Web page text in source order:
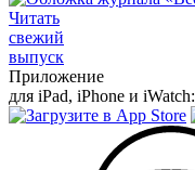
Читать
свежий
выпуск
Приложение
для iPad, iPhone и iWatch: